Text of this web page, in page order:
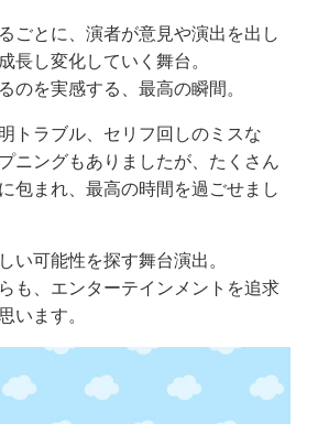
ごとに、演者が意見や演出を出し
長し変化していく舞台。
のを実感する、最高の瞬間。
トラブル、セリフ回しのミスな
ニングもありましたが、たくさん
包まれ、最高の時間を過ごせまし
い可能性を探す舞台演出。
も、エンターテインメントを追求
います。